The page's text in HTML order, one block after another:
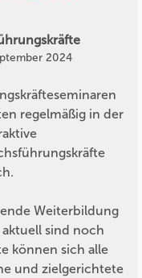
2024
regelmäßig in der
Weiterbildung
sind noch
können sich alle
und zielgerichtete